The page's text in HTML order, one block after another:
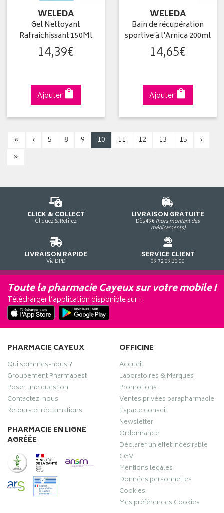
WELEDA
Gel Nettoyant
Rafraichissant 150Ml
14,39€
Ajouter
WELEDA
Bain de récupération
sportive à l'Arnica 200ml
14,65€
Ajouter
« ‹ 5 8 9 10 11 12 13 15
›
»
CLICK & COLLECT
Cliquez & Retirez
LIVRAISON GRATUITE
Dès 49€ (hors montant des
médicaments)
LIVRAISON RAPIDE
Via DPD
SERVICE CLIENT
09 72 09 30 00
Toute la pharmacie Cayeux sur votre mobile !
Télécharger l’application disponible sur :
PHARMACIE CAYEUX
Qui sommes-nous ?
Groupement Pharmabest
Poser une question
Contactez-nous
Retours et réclamations
PHARMACIE EN LIGNE
AGRÉÉE
OFFICINE
Accueil
Laboratoires & Marques
Promotions
Ventes privées parapharmacie
Espace conseil
Newsletter
Ordonnance
Déclarer un effet indésirable
CGV
Mentions légales
Données personnelles
Cookies
Mes préférences Cookies